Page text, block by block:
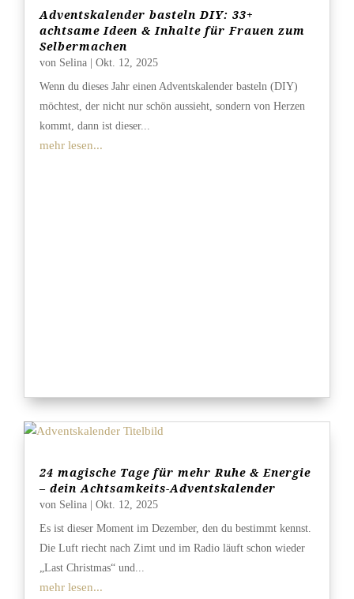
Adventskalender basteln DIY: 33+
achtsame Ideen & Inhalte für Frauen zum
Selbermachen
von Selina
Okt. 12, 2025
Wenn du dieses Jahr einen Adventskalender basteln (DIY)
möchtest, der nicht nur schön aussieht, sondern von Herzen
kommt, dann ist dieser...
mehr lesen...
24 magische Tage für mehr Ruhe & Energie
– dein Achtsamkeits-Adventskalender
von Selina
Okt. 12, 2025
Es ist dieser Moment im Dezember, den du bestimmt kennst.
Die Luft riecht nach Zimt und im Radio läuft schon wieder
„Last Christmas“ und...
mehr lesen...